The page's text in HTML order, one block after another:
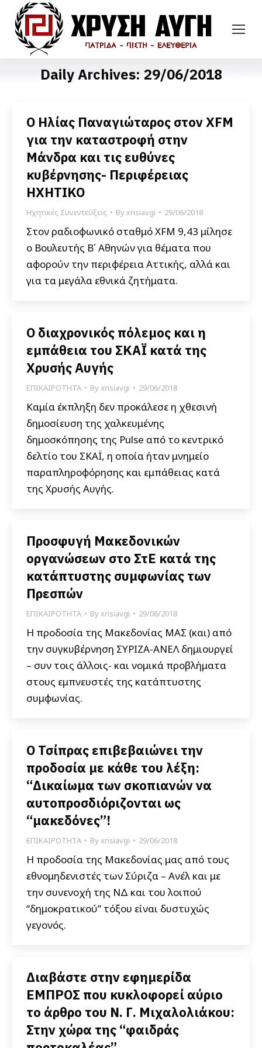
Daily Archives: 29/06/2018
Ο Ηλίας Παναγιώταρος στον XFM
για την καταστροφή στην
Μάνδρα και τις ευθύνες
κυβέρνησης- Περιφέρειας
ΗΧΗΤΙΚΟ
Ηχητικές Συνεντεύξεις Byxrisiavgi 29/06/2018
Στον ραδιοφωνικό σταθμό XFM 9,43 μίλησε
ο Βουλευτής Β΄ Αθηνών για θέματα που
αφορούν την περιφέρεια Αττικής, αλλά και
για τα μεγάλα εθνικά ζητήματα.
Ο διαχρονικός πόλεμος και η
εμπάθεια του ΣΚΑΪ κατά της
Χρυσής Αυγής
ΕΠΙΚΑΙΡΟΤΗΤΑ Byxrisiavgi 29/06/2018
Καμία έκπληξη δεν προκάλεσε η χθεσινή
δημοσίευση της χαλκευμένης
δημοσκόπησης της Pulse από το κεντρικό
δελτίο του ΣΚΑΪ, η οποία ήταν μνημείο
παραπληροφόρησης και εμπάθειας κατά
της Χρυσής Αυγής.
Προσφυγή Μακεδονικών
οργανώσεων στο ΣτΕ κατά της
κατάπτυστης συμφωνίας των
Πρεσπών
ΕΠΙΚΑΙΡΟΤΗΤΑ Byxrisiavgi 29/06/2018
Η προδοσία της Μακεδονίας ΜΑΣ (και) από
την συγκυβέρνηση ΣΥΡΙΖΑ-ΑΝΕΛ δημιουργεί
– συν τοις άλλοις- και νομικά προβλήματα
στους εμπνευστές της κατάπτυστης
συμφωνίας.
Ο Τσίπρας επιβεβαιώνει την
προδοσία με κάθε του λέξη:
“Δικαίωμα των σκοπιανών να
αυτοπροσδιόριζονται ως
“μακεδόνες”!
ΕΠΙΚΑΙΡΟΤΗΤΑ Byxrisiavgi 29/06/2018
Η προδοσία της Μακεδονίας μας από τους
εθνομηδενιστές των Σύριζα – Ανέλ και με
την συνενοχή της ΝΔ και του λοιπού
“δημοκρατικού” τόξου είναι δυστυχώς
γεγονός.
Διαβάστε στην εφημερίδα
ΕΜΠΡΟΣ που κυκλοφορεί αύριο
το άρθρο του Ν. Γ. Μιχαλολιάκου:
Στην χώρα της “φαιδράς